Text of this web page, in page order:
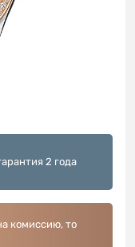
2 года
комиссию, то